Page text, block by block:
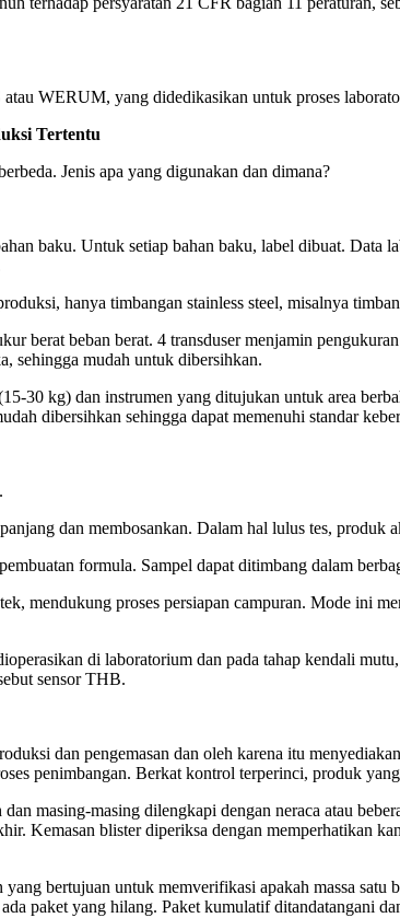
WERUM, yang didedikasikan untuk proses
Tertentu
Jenis apa yang digunakan dan dimana?
baku. Untuk setiap bahan baku, label dibuat. Data
hanya timbangan stainless steel, misalnya
berat beban berat. 4 transduser menjamin
sehingga mudah untuk dibersihkan.
30 kg) dan instrumen yang ditujukan untuk area
dibersihkan sehingga dapat memenuhi standar
dan membosankan. Dalam hal lulus tes, produk
formula. Sampel dapat ditimbang dalam
mendukung proses persiapan campuran. Mode ini
di laboratorium dan pada tahap kendali
sensor THB.
dan pengemasan dan oleh karena itu
penimbangan. Berkat kontrol terperinci, produk
masing-masing dilengkapi dengan neraca atau
Kemasan blister diperiksa dengan memperhatikan
bertujuan untuk memverifikasi apakah massa
paket yang hilang. Paket kumulatif ditandatangani